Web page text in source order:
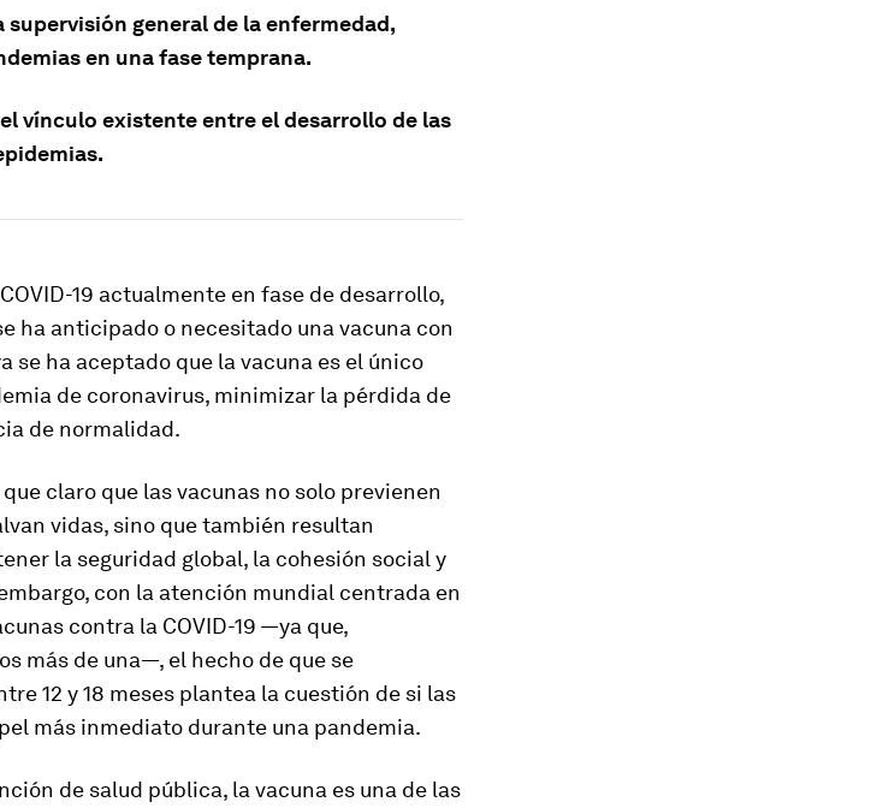
supervisión general de la enfermedad,
en una fase temprana.
vínculo existente entre el desarrollo de las
19 actualmente en fase de desarrollo,
ha anticipado o necesitado una vacuna con
se ha aceptado que la vacuna es el único
de coronavirus, minimizar la pérdida de
de normalidad.
claro que las vacunas no solo previenen
vidas, sino que también resultan
la seguridad global, la cohesión social y
con la atención mundial centrada en
contra la COVID-19 —ya que,
más de una—, el hecho de que se
12 y 18 meses plantea la cuestión de si las
más inmediato durante una pandemia.
de salud pública, la vacuna es una de las